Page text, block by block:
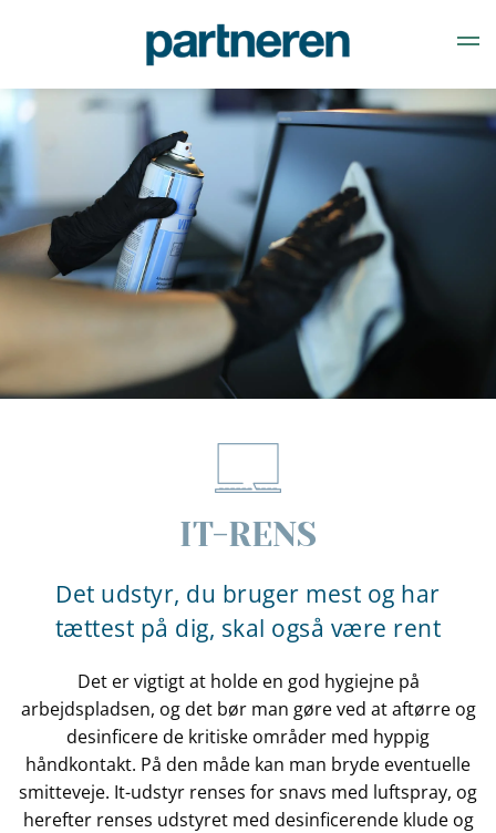
Gå til hovedindhold
IT-RENS
Det udstyr, du bruger mest og har
tættest på dig, skal også være rent
Det er vigtigt at holde en god hygiejne på
arbejdspladsen, og det bør man gøre ved at aftørre og
desinficere de kritiske områder med hyppig
håndkontakt. På den måde kan man bryde eventuelle
smitteveje. It-udstyr renses for snavs med luftspray, og
herefter renses udstyret med desinficerende klude og